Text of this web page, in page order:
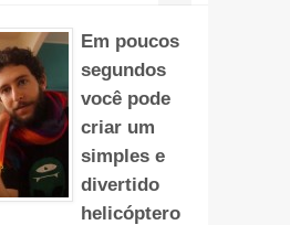
Em poucos
segundos
você pode
criar um
simples e
divertido
helicóptero